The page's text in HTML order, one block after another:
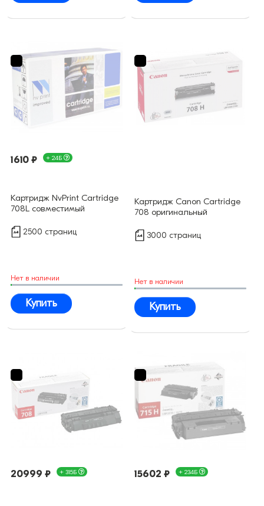
1610 ₽ + 24Б
Картридж NvPrint Cartridge
708L совместимый
2500 страниц
Нет в наличии
Купить
Картридж Canon Cartridge
708 оригинальный
3000 страниц
Нет в наличии
Купить
20999 ₽ + 315Б 15602 ₽ + 234Б